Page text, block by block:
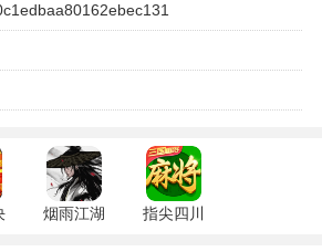
烟雨江湖
指尖四川